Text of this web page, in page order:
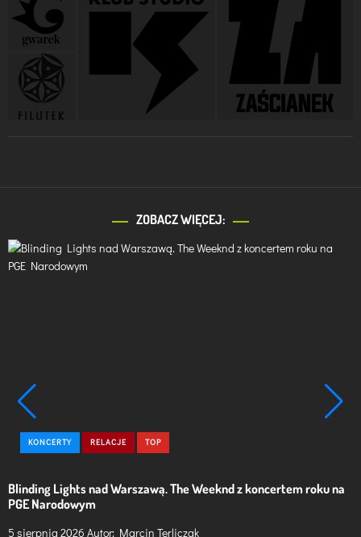
ZOBACZ WIĘCEJ:
a
e
g
o
KONCERTY RELACJE TOP
Blinding Lights nad Warszawą. The Weeknd z koncertem roku na
PGE Narodowym
5 sierpnia 2026 Autor: Marcin Terliczak